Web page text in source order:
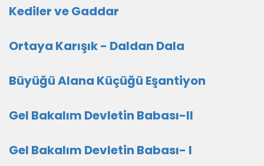
Kediler ve Gaddar
Ortaya Karışık - Daldan Dala
Büyüğü Alana Küçüğü Eşantiyon
Gel Bakalım Devletin Babası-II
Gel Bakalım Devletin Babası- I